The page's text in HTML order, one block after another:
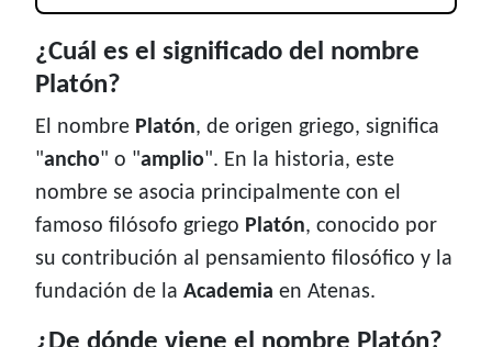
¿Cuál es el significado del nombre
Platón?
El nombre Platón, de origen griego, significa
"ancho" o "amplio". En la historia, este
nombre se asocia principalmente con el
famoso filósofo griego Platón, conocido por
su contribución al pensamiento filosófico y la
fundación de la Academia en Atenas.